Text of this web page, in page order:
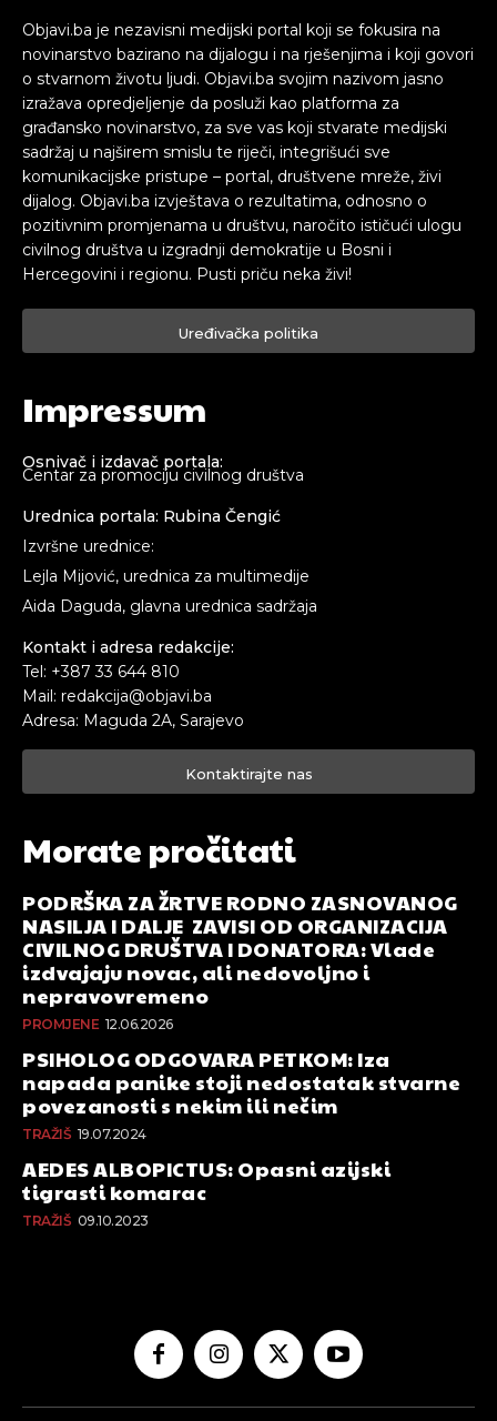
Objavi.ba je nezavisni medijski portal koji se fokusira na
novinarstvo bazirano na dijalogu i na rješenjima i koji govori
o stvarnom životu ljudi. Objavi.ba svojim nazivom jasno
izražava opredjeljenje da posluži kao platforma za
građansko novinarstvo, za sve vas koji stvarate medijski
sadržaj u najširem smislu te riječi, integrišući sve
komunikacijske pristupe – portal, društvene mreže, živi
dijalog. Objavi.ba izvještava o rezultatima, odnosno o
pozitivnim promjenama u društvu, naročito ističući ulogu
civilnog društva u izgradnji demokratije u Bosni i
Hercegovini i regionu. Pusti priču neka živi!
Uređivačka politika
Impressum
Osnivač i izdavač portala:
Centar za promociju civilnog društva
Urednica portala: Rubina Čengić
Izvršne urednice:
Lejla Mijović, urednica za multimedije
Aida Daguda, glavna urednica sadržaja
Kontakt i adresa redakcije:
Tel: +387 33 644 810
Mail: redakcija@objavi.ba
Adresa: Maguda 2A, Sarajevo
Kontaktirajte nas
Morate pročitati
PODRŠKA ZA ŽRTVE RODNO ZASNOVANOG
NASILJA I DALJE ZAVISI OD ORGANIZACIJA
CIVILNOG DRUŠTVA I DONATORA: Vlade
izdvajaju novac, ali nedovoljno i
nepravovremeno
PROMJENE 12.06.2026
PSIHOLOG ODGOVARA PETKOM: Iza
napada panike stoji nedostatak stvarne
povezanosti s nekim ili nečim
TRAŽIŠ 19.07.2024
AEDES ALBOPICTUS: Opasni azijski
tigrasti komarac
TRAŽIŠ 09.10.2023